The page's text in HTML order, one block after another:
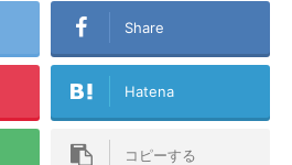
Share
Hatena
コピーする